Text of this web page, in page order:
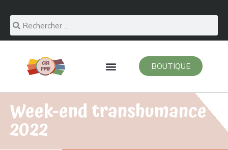
BOUTIQUE
Week-end transhumance
2022